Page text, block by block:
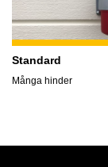
Standard
Många hinder